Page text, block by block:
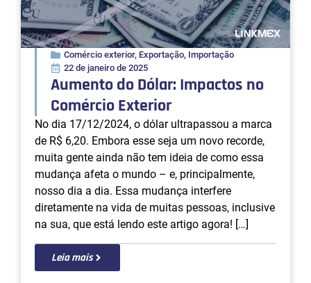
Comércio exterior, Exportação, Importação
22 de janeiro de 2025
Aumento do Dólar: Impactos no
Comércio Exterior
No dia 17/12/2024, o dólar ultrapassou a marca
de R$ 6,20. Embora esse seja um novo recorde,
muita gente ainda não tem ideia de como essa
mudança afeta o mundo – e, principalmente,
nosso dia a dia. Essa mudança interfere
diretamente na vida de muitas pessoas, inclusive
na sua, que está lendo este artigo agora! […]
Leia mais